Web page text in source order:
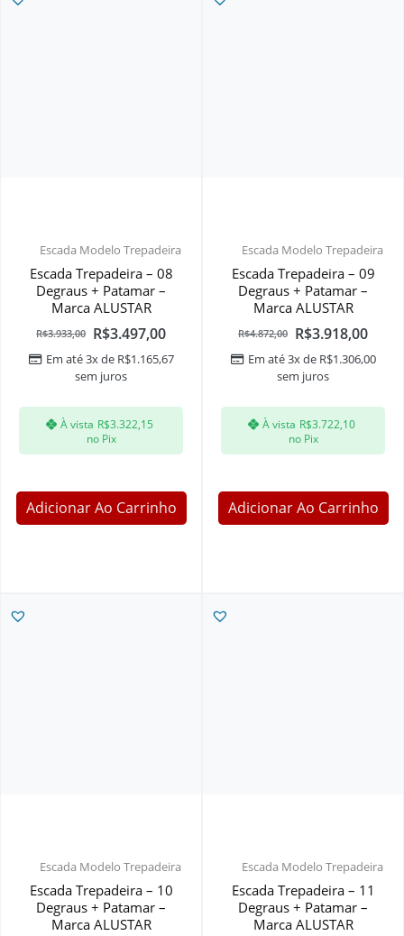
Escada Modelo Trepadeira
Escada Trepadeira – 08
Degraus + Patamar –
Marca ALUSTAR
R$3.933,00 R$3.497,00
Em até 3x de R$1.165,67
sem juros
À vista R$3.322,15
no Pix
Adicionar Ao Carrinho
Escada Modelo Trepadeira
Escada Trepadeira – 09
Degraus + Patamar –
Marca ALUSTAR
R$4.872,00 R$3.918,00
Em até 3x de R$1.306,00
sem juros
À vista R$3.722,10
no Pix
Adicionar Ao Carrinho
Escada Modelo Trepadeira
Escada Trepadeira – 10
Degraus + Patamar –
Marca ALUSTAR
Escada Modelo Trepadeira
Escada Trepadeira – 11
Degraus + Patamar –
Marca ALUSTAR